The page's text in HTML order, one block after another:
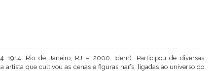
1914: Rio de Janeiro, RJ – 2000: Idem). Participou de diversas
artista que cultivou as cenas e figuras naïfs, ligadas ao universo do